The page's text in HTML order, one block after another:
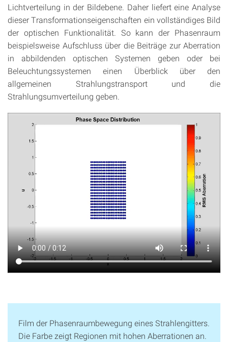
Lichtverteilung in der Bildebene. Daher liefert eine Analyse
dieser Transformationseigenschaften ein vollständiges Bild
der optischen Funktionalität. So kann der Phasenraum
beispielsweise Aufschluss über die Beiträge zur Aberration
in abbildenden optischen Systemen geben oder bei
Beleuchtungssystemen einen Überblick über den
allgemeinen Strahlungstransport und die
Strahlungsumverteilung geben.
Film der Phasenraumbewegung eines Strahlengitters.
Die Farbe zeigt Regionen mit hohen Aberrationen an.